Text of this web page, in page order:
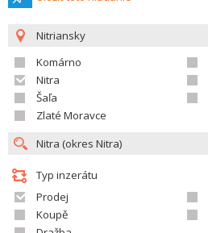
Nitriansky
Komárno
Nitra
Šaľa
Zlaté Moravce
Typ inzerátu
Prodej
Koupě